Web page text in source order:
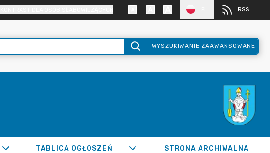
RSS
WYSZUKIWANIE ZAAWANSOWANE
TABLICA OGŁOSZEŃ STRONA ARCHIWALNA